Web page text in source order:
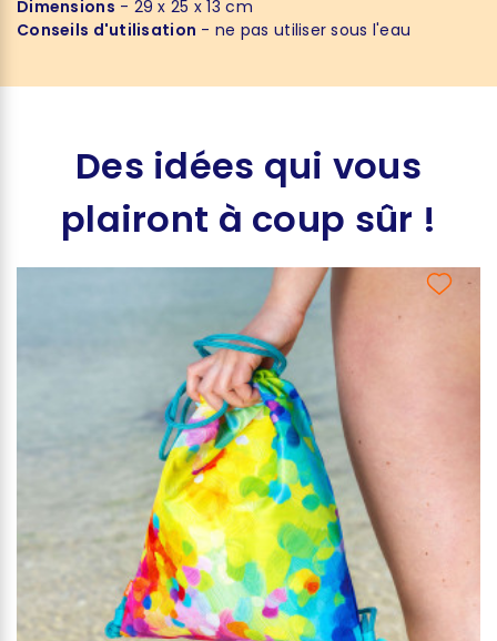
Dimensions - 29 x 25 x 13 cm
Conseils d'utilisation - ne pas utiliser sous l'eau
Des idées qui vous
plairont à coup sûr !